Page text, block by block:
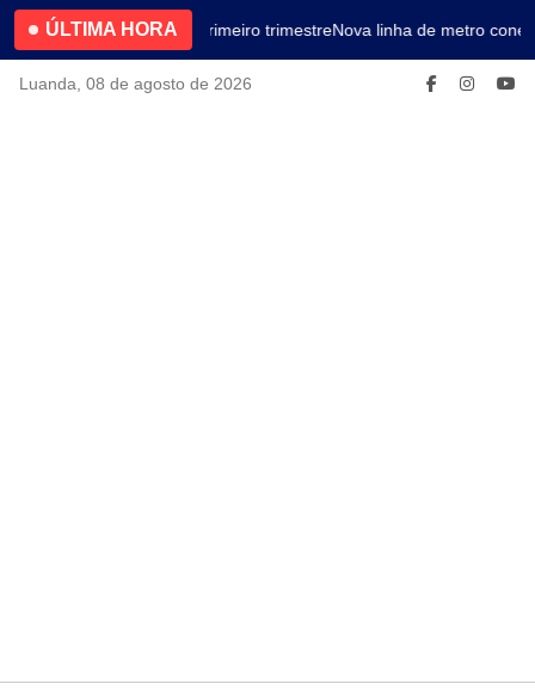
ÚLTIMA HORA4.2% no primeiro trimestreNova linha de metro
Luanda, 08 de agosto de 2026